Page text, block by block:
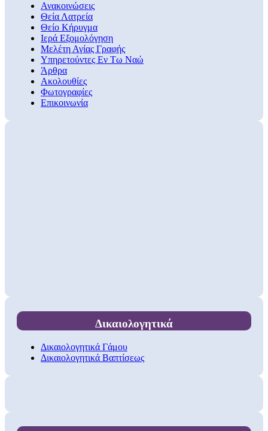
Ανακοινώσεις
Θεία Λατρεία
Θείο Κήρυγμα
Ιερά Εξομολόγηση
Μελέτη Αγίας Γραφής
Υπηρετούντες Εν Τω Ναώ
Άρθρα
Ακολουθίες
Φωτογραφίες
Επικοινωνία
Δικαιολογητικά
Δικαιολογητικά Γάμου
Δικαιολογητικά Βαπτίσεως